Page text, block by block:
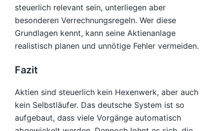
steuerlich relevant sein, unterliegen aber
besonderen Verrechnungsregeln. Wer diese
Grundlagen kennt, kann seine Aktienanlage
realistisch planen und unnötige Fehler vermeiden.
Fazit
Aktien sind steuerlich kein Hexenwerk, aber auch
kein Selbstläufer. Das deutsche System ist so
aufgebaut, dass viele Vorgänge automatisch